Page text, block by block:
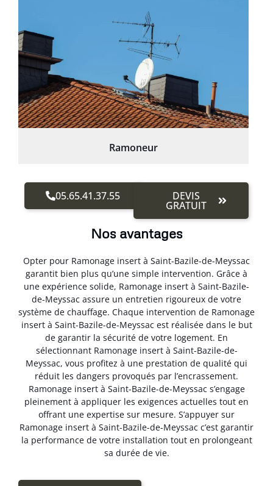
Ramoneur
05.65.41.37.55 DEVIS
GRATUIT
Nos avantages
Opter pour Ramonage insert à Saint-Bazile-de-Meyssac
garantit bien plus qu’une simple intervention. Grâce à
une expérience solide, Ramonage insert à Saint-Bazile-
de-Meyssac assure un entretien rigoureux de votre
système de chauffage. Chaque intervention de Ramonage
insert à Saint-Bazile-de-Meyssac est réalisée dans le but
de garantir la sécurité de votre logement. En
sélectionnant Ramonage insert à Saint-Bazile-de-
Meyssac, vous profitez à une prestation de qualité qui
réduit les dangers provoqués par l’encrassement.
Ramonage insert à Saint-Bazile-de-Meyssac s’engage
pleinement à appliquer les exigences actuelles tout en
offrant une expertise sur mesure. S’appuyer sur
Ramonage insert à Saint-Bazile-de-Meyssac c’est garantir
la performance de votre installation tout en prolongeant
sa durée de vie.